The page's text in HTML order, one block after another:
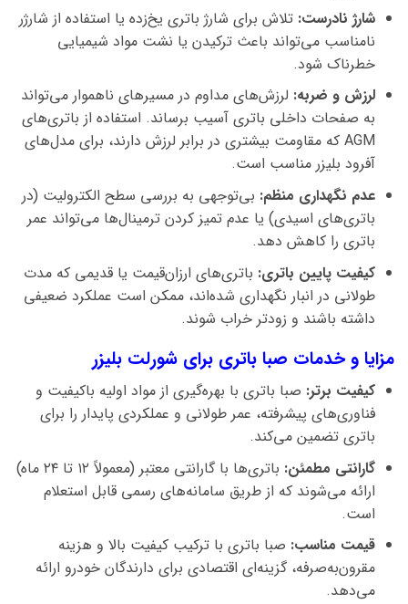
شارژ نادرست: تلاش برای شارژ باتری یخ‌زده یا استفاده از شارژر
نامناسب می‌تواند باعث ترکیدن یا نشت مواد شیمیایی
خطرناک شود.
لرزش و ضربه: لرزش‌های مداوم در مسیرهای ناهموار می‌تواند
به صفحات داخلی باتری آسیب برساند. استفاده از باتری‌های
AGM که مقاومت بیشتری در برابر لرزش دارند، برای مدل‌های
آفرود بلیزر مناسب است.
عدم نگهداری منظم: بی‌توجهی به بررسی سطح الکترولیت (در
باتری‌های اسیدی) یا عدم تمیز کردن ترمینال‌ها می‌تواند عمر
باتری را کاهش دهد.
کیفیت پایین باتری: باتری‌های ارزان‌قیمت یا قدیمی که مدت
طولانی در انبار نگهداری شده‌اند، ممکن است عملکرد ضعیفی
داشته باشند و زودتر خراب شوند.
مزایا و خدمات صبا باتری برای شورلت بلیزر
کیفیت برتر: صبا باتری با بهره‌گیری از مواد اولیه باکیفیت و
فناوری‌های پیشرفته، عمر طولانی و عملکردی پایدار را برای
باتری تضمین می‌کند.
گارانتی مطمئن:
باتری‌ها با گارانتی معتبر (معمولاً ۱۲ تا ۲۴ ماه)
ارائه می‌شوند که از طریق سامانه‌های رسمی قابل استعلام
است.
قیمت مناسب: صبا باتری با ترکیب کیفیت بالا و هزینه
مقرون‌به‌صرفه، گزینه‌ای اقتصادی برای دارندگان خودرو ارائه
می‌دهد.